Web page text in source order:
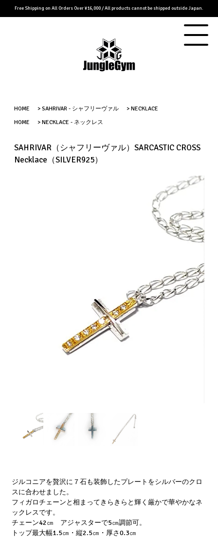
Free Shipping on All Orders Over ¥16,000 / All products cannot be shipped outside Japan.
HOME >SAHRIVAR - シャフリーヴァル >NECKLACE
HOME
>NECKLACE - ネックレス
SAHRIVAR（シャフリーヴァル）SARCASTIC CROSS
Necklace（SILVER925）
ジルコニアを贅沢に７石も装飾したプレートをシルバーのクロ
スに合わせました。
フィガロチェーンと相まってきらきらと輝く厳かで華やかなネ
ックレスです。
チェーン42㎝ アジャスターで5㎝調節可。
トップ最大幅1.5㎝・縦2.5㎝・厚さ0.3㎝